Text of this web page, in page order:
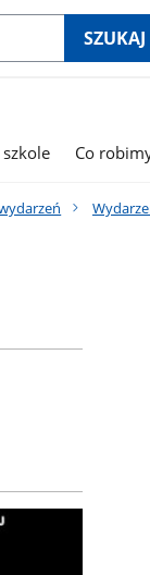
SZUKAJ
szkole Co